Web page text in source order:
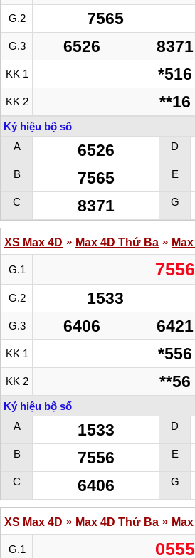
G.2 7565
G.3 6526 8371
KK 1 *516
KK 2 **16
Ký hiệu bộ số
A
6526 D
B 7565 E
C 8371 G
XS Max 4D » Max 4D Thứ Ba »
G.1 7556
G.2 1533
G.3 6406 6421
KK 1 *556
KK 2 **56
Ký hiệu bộ số
A
1533 D
B 7556 E
C 6406 G
XS Max 4D » Max 4D Thứ Ba »
G.1 0555